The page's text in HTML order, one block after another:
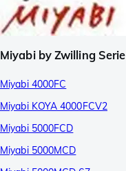
Miyabi by Zwilling Serie
Miyabi 4000FC
Miyabi KOYA 4000FCV2
Miyabi 5000FCD
Miyabi 5000MCD